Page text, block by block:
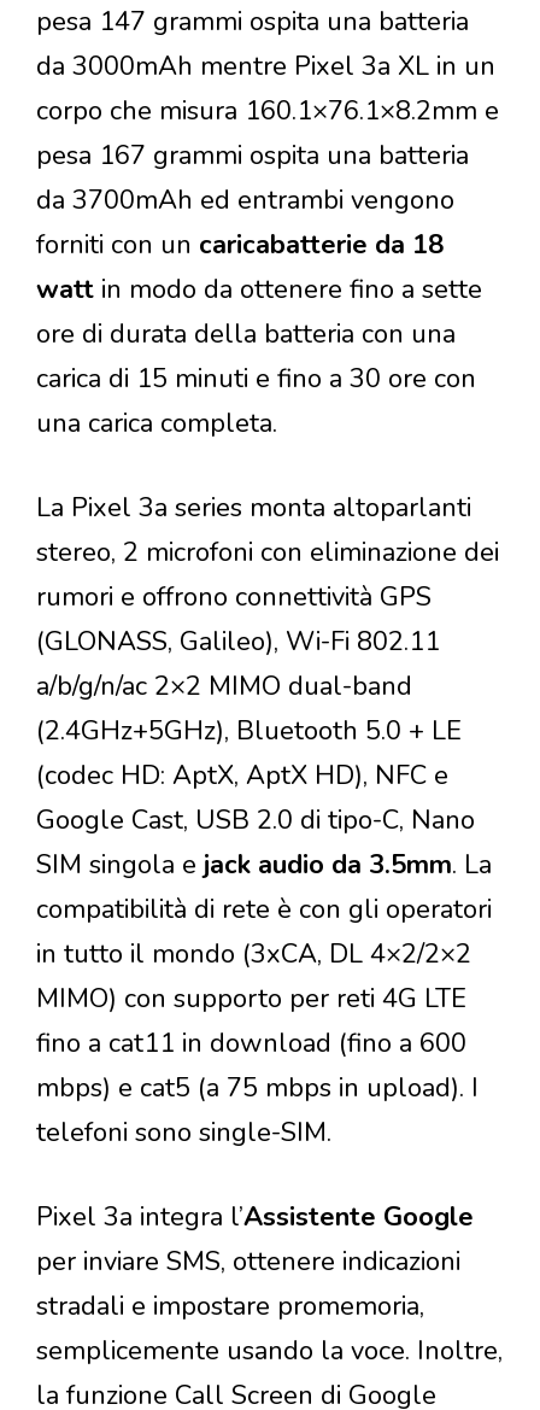
pesa 147 grammi ospita una batteria
da 3000mAh mentre Pixel 3a XL in un
corpo che misura 160.1×76.1×8.2mm e
pesa 167 grammi ospita una batteria
da 3700mAh ed entrambi vengono
forniti con un caricabatterie da 18
watt in modo da ottenere fino a sette
ore di durata della batteria con una
carica di 15 minuti e fino a 30 ore con
una carica completa.
La Pixel 3a series monta altoparlanti
stereo, 2 microfoni con eliminazione dei
rumori e offrono connettività GPS
(GLONASS, Galileo), Wi-Fi 802.11
a/b/g/n/ac 2×2 MIMO dual-band
(2.4GHz+5GHz), Bluetooth 5.0 + LE
(codec HD: AptX, AptX HD), NFC e
Google Cast, USB 2.0 di tipo-C, Nano
SIM singola e jack audio da 3.5mm. La
compatibilità di rete è con gli operatori
in tutto il mondo (3xCA, DL 4×2/2×2
MIMO) con supporto per reti 4G LTE
fino a cat11 in download (fino a 600
mbps) e cat5 (a 75 mbps in upload). I
telefoni sono single-SIM.
Pixel 3a integra l’Assistente Google
per inviare SMS, ottenere indicazioni
stradali e impostare promemoria,
semplicemente usando la voce. Inoltre,
la funzione Call Screen di Google